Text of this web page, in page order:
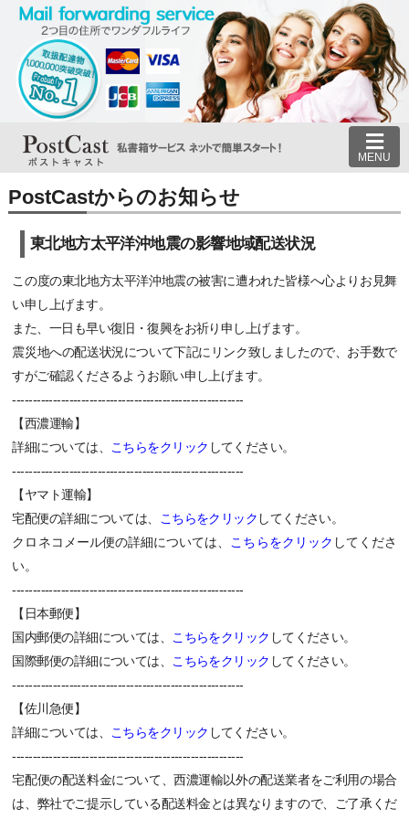
MENU
PostCastからのお知らせ
東北地方太平洋沖地震の影響地域配送状況
この度の東北地方太平洋沖地震の被害に遭われた皆様へ心よりお見舞
い申し上げます。
また、一日も早い復旧・復興をお祈り申し上げます。
震災地への配送状況について下記にリンク致しましたので、お手数で
すがご確認くださるようお願い申し上げます。
---------------------------------------------------------
【西濃運輸】
詳細については、 こちらをクリック してください。
---------------------------------------------------------
【ヤマト運輸】
宅配便の詳細については、 こちらをクリック してください。
クロネコメール便の詳細については、 こちらをクリック してくださ
い。
---------------------------------------------------------
【日本郵便】
国内郵便の詳細については、 こちらをクリック してください。
国際郵便の詳細については、 こちらをクリック してください。
---------------------------------------------------------
【佐川急便】
詳細については、 こちらをクリック してください。
---------------------------------------------------------
宅配便の配送料金について、西濃運輸以外の配送業者をご利用の場合
は、弊社でご提示している配送料金とは異なりますので、ご了承くだ